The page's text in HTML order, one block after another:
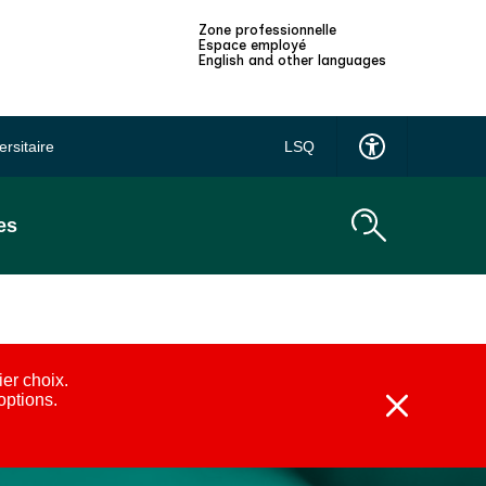
Zone professionnelle
Espace employé
English and other languages
LSQ
choix.
Fermer
Alternatives